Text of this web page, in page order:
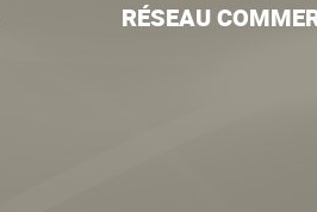
RÉSEAU